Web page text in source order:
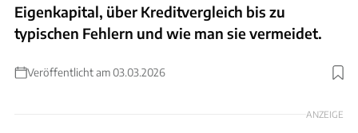
Eigenkapital, über Kreditvergleich bis zu
typischen Fehlern und wie man sie vermeidet.
Veröffentlicht am 03.03.2026
Foto: Becker
ANZEIGE